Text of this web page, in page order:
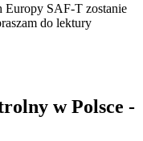
Europy SAF-T zostanie
do lektury
w Polsce -